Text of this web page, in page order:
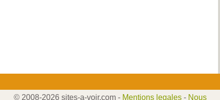
© 2008-2026 sites-a-voir.com - Mentions legales- Nous